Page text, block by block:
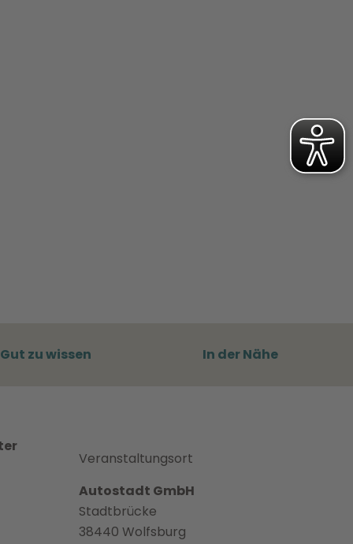
Gut zu wissen In der Nähe
Veranstaltungsort
Autostadt GmbH
Stadtbrücke
38440 Wolfsburg